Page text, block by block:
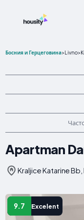
Босния и Герцеговина>Livno>
Apartman
Kraljice Katarine
9.7 Excelent